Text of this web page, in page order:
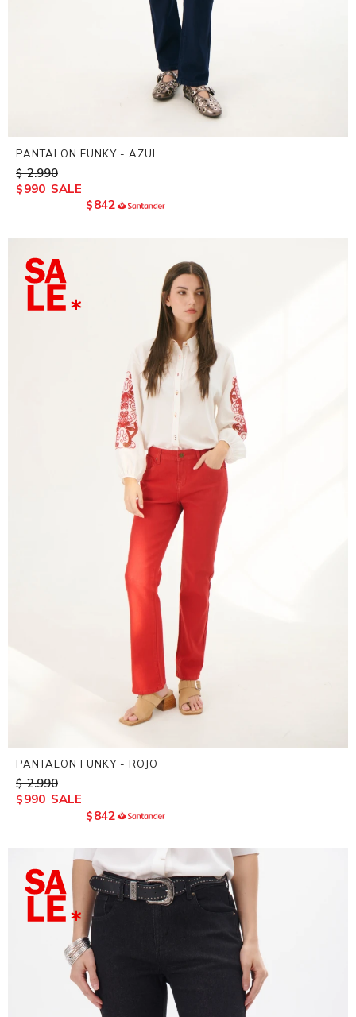
PANTALON FUNKY - AZUL
$ 2.990
$990
$842
PANTALON FUNKY - ROJO
$ 2.990
$990
$842